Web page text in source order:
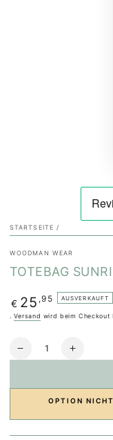
STARTSEITE /
WOODMAN WEAR
TOTEBAG
Regulärer
Preis
€ 25 ,95 AUSVERKAUFT
Versand wird beim Checkout
Verringere
für
Totebag
Sunrise
seeker
Erhöhe
für
Totebag
Sunrise
seeker
OPTION